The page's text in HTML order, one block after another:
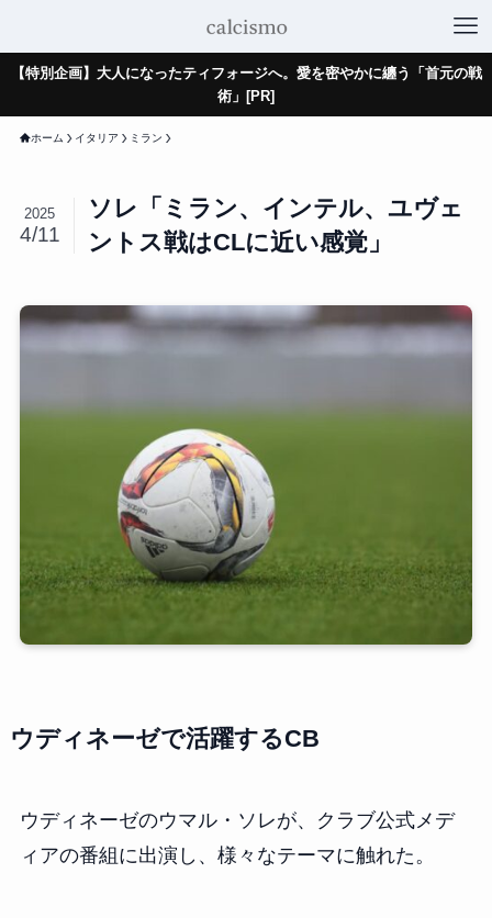
【特別企画】大人になったティフォージへ。愛を密やかに纏う「首元の戦
術」[PR]
ホーム イタリア ミラン
ソレ「ミラン、インテル、ユヴェ
ントス戦はCLに近い感覚」
2025
4/11
ウディネーゼで活躍するCB
ウディネーゼのウマル・ソレが、クラブ公式メデ
ィアの番組に出演し、様々なテーマに触れた。